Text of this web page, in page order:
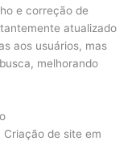
e correção de
atualizado
aos usuários, mas
melhorando
de site em